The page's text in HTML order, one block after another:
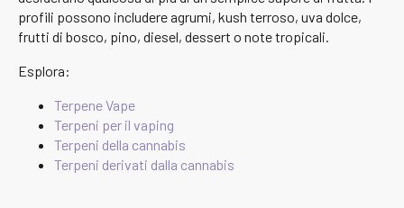
profili possono includere agrumi, kush terroso, uva dolce,
frutti di bosco, pino, diesel, dessert o note tropicali.
Esplora:
Terpene Vape
Terpeni per il vaping
Terpeni della cannabis
Terpeni derivati dalla cannabis